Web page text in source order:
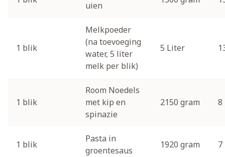
uien
1 blik
Melkpoeder
(na toevoeging
water, 5 liter
melk per blik)
5 Liter
1 blik
Room Noedels
met kip en
spinazie
2150 gram 8
1 blik
Pasta in
groentesaus
1920 gram 7